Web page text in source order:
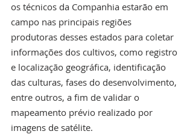
os técnicos da Companhia estarão em
campo nas principais regiões
produtoras desses estados para coletar
informações dos cultivos, como registro
e localização geográfica, identificação
das culturas, fases do desenvolvimento,
entre outros, a fim de validar o
mapeamento prévio realizado por
imagens de satélite.